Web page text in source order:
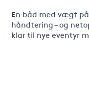
En båd med vægt
håndtering – og
klar til nye eventyr